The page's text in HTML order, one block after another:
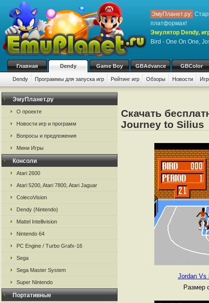
ЭмуПланет.ру:
платформах!
Эмулятор Dendy,
Bird - One On One,
Главная Dendy Game Boy GBAdvance GBColor
Dendy Программы для запуска игр Рейтинг игр Обзоры Новости
ЭмуПланет.ру
О проекте
Новости игр и программ
Вопросы и предложения
Мини Игры
Консоли
Atari 2600
Atari 5200, Atari 7800, Atari Jaguar
ColecoVision
Dendy (Nintendo)
Mattel Intellivision
Nintendo 64
PC Engine / Turbo Grafx-16
Sega
Sega Master System
Super Nintendo
Портативные
Скачать
Journey to Silius
Jordan Vs
Размер